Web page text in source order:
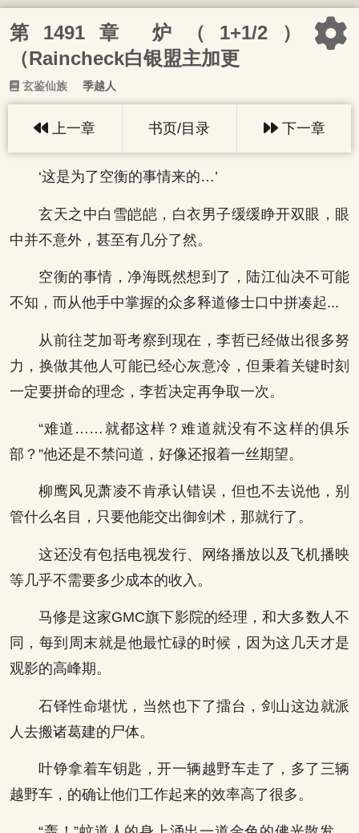
第1491章 炉（1+1/2）
（Raincheck白银盟主加更
玄鉴仙族 季越人
上一章 书页/目录 下一章
‘这是为了空衡的事情来的…’
玄天之中白雪皑皑，白衣男子缓缓睁开双眼，眼
中并不意外，甚至有几分了然。
空衡的事情，净海既然想到了，陆江仙决不可能
不知，而从他手中掌握的众多释道修士口中拼凑起...
从前往芝加哥考察到现在，李哲已经做出很多努
力，换做其他人可能已经心灰意冷，但秉着关键时刻
一定要拼命的理念，李哲决定再争取一次。
“难道……就都这样？难道就没有不这样的俱乐
部？”他还是不禁问道，好像还报着一丝期望。
柳鹰风见萧凌不肯承认错误，但也不去说他，别
管什么名目，只要他能交出御剑术，那就行了。
这还没有包括电视发行、网络播放以及飞机播映
等几乎不需要多少成本的收入。
马修是这家GMC旗下影院的经理，和大多数人不
同，每到周末就是他最忙碌的时候，因为这几天才是
观影的高峰期。
石铎性命堪忧，当然也下了擂台，剑山这边就派
人去搬诸葛建的尸体。
叶铮拿着车钥匙，开一辆越野车走了，多了三辆
越野车，的确让他们工作起来的效率高了很多。